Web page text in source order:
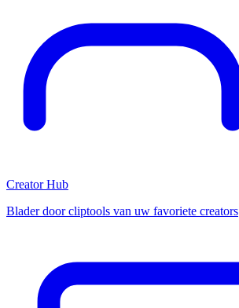
Creator Hub
Blader door cliptools van uw favoriete creators